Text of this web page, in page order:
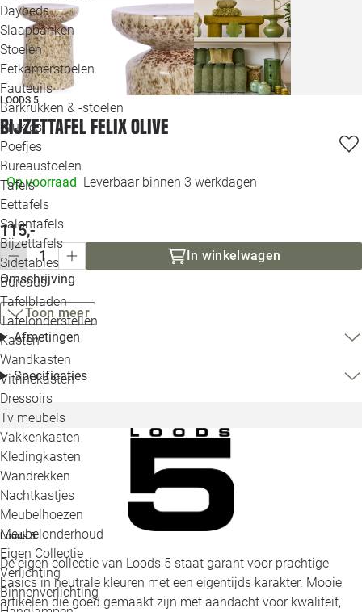
Daybeds
Slaapbanken
Stoelen
Eetkamerstoelen
Fauteuils
Barkrukken & -stoelen
Krukjes
Poefjes
Bureaustoelen
Tafels
Eettafels
Salontafels
Bijzettafels
Sidetables
Bureaus
Tafelbladen
Tafelonderstellen
Kasten
Wandkasten
Vitrinekasten
Dressoirs
Tv meubels
Vakkenkasten
Kledingkasten
Wandrekken
Nachtkastjes
Meubelhoezen
Meubelonderhoud
Eigen Collectie
Verlichting
Binnenverlichting
LOODS 5
Bijzettafel Felix olive
Op voorraad Leverbaar binnen 3 werkdagen
115,-
In winkelwagen
Omschrijving
Toon meer
Afmetingen
Specificaties
Loods 5
De eigen collectie van Loods 5 staat garant voor prachtige
basics in neutrale kleuren met een eigentijds karakter. Mooie
artikelen die goed gemaakt zijn met aandacht voor kwaliteit,